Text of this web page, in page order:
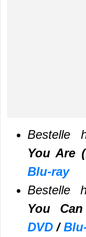
Bestelle
You Are
Blu-ray
Bestelle
You
DVD/